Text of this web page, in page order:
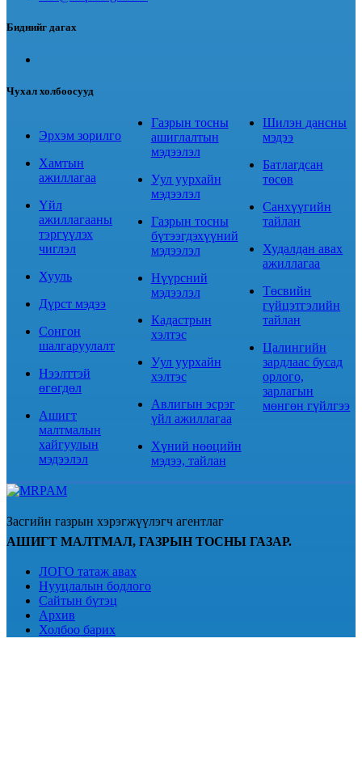
Биднийг дагах
Чухал холбоосууд
Эрхэм зорилго
Хамтын
ажиллагаа
Үйл
ажиллагааны
тэргүүлэх
чиглэл
Хууль
Дүрст мэдээ
Сонгон
шалгаруулалт
Нээлттэй
өгөгдөл
Ашигт
малтмалын
хайгуулын
мэдээлэл
Газрын тосны
ашиглалтын
мэдээлэл
Уул уурхайн
мэдээлэл
Газрын тосны
бүтээгдэхүүний
мэдээлэл
Нүүрсний
мэдээлэл
Кадастрын
хэлтэс
Уул уурхайн
хэлтэс
Авлигын эсрэг
үйл ажиллагаа
Хүний нөөцийн
мэдээ, тайлан
Шилэн дансны
мэдээ
Батлагдсан
төсөв
Санхүүгийн
тайлан
Худалдан авах
ажиллагаа
Төсвийн
гүйцэтгэлийн
тайлан
Цалингийн
зардлаас бусад
орлого,
зарлагын
мөнгөн гүйлгээ
Засгийн газрын хэрэгжүүлэгч агентлаг
АШИГТ МАЛТМАЛ, ГАЗРЫН ТОСНЫ ГАЗАР.
ЛОГО татаж авах
Нууцлалын бодлого
Сайтын бүтэц
Архив
Холбоо барих